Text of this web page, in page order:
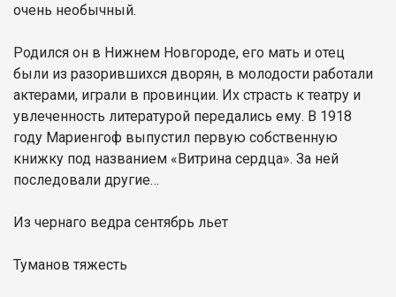
очень необычный.
Родился он в Нижнем Новгороде, его мать и отец
были из разорившихся дворян, в молодости работали
актерами, играли в провинции. Их страсть к театру и
увлеченность литературой передались ему. В 1918
году Мариенгоф выпустил первую собственную
книжку под названием «Витрина сердца». За ней
последовали другие…
Из чернаго ведра сентябрь льет
Туманов тяжесть